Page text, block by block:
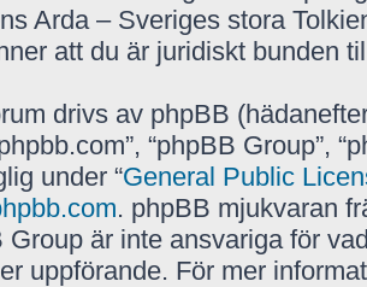
Arda – Sveriges stora
att du är juridiskt bunden
drivs av phpBB (hädanefter
“phpBB Group”,
under “General Public
. phpBB mjukvaran
Group är inte ansvariga för
uppförande. För mer